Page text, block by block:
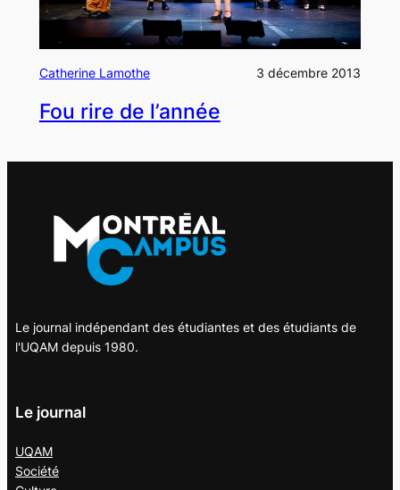
Catherine Lamothe 3 décembre 2013
Fou rire de l’année
Le journal indépendant des étudiantes et des étudiants de
l'UQAM depuis 1980.
Le journal
UQAM
Société